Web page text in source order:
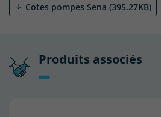
Cotes pompes Sena (395.27KB)
Produits associés